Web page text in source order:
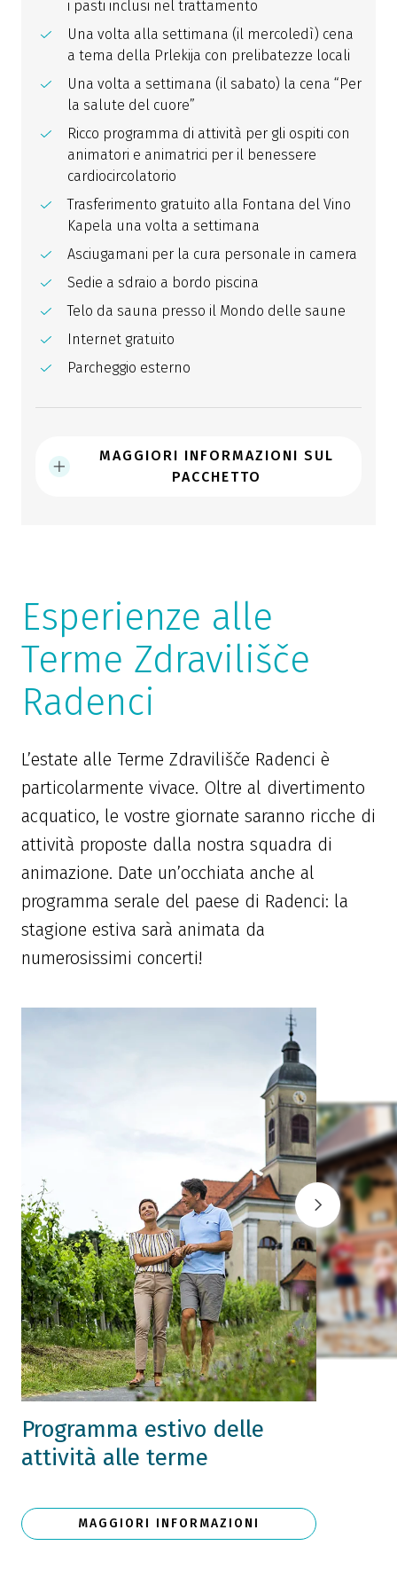
i pasti inclusi nel trattamento
Una volta alla settimana (il mercoledì) cena
a tema della Prlekija con prelibatezze locali
Una volta a settimana (il sabato) la cena “Per
la salute del cuore”
Ricco programma di attività per gli ospiti con
animatori e animatrici per il benessere
cardiocircolatorio
Trasferimento gratuito alla Fontana del Vino
Kapela una volta a settimana
Asciugamani per la cura personale in camera
Sedie a sdraio a bordo piscina
Telo da sauna presso il Mondo delle saune
Internet gratuito
Parcheggio esterno
MAGGIORI INFORMAZIONI SUL
PACCHETTO
Esperienze alle
Terme Zdravilišče
Radenci
L’estate alle Terme Zdravilišče Radenci è
particolarmente vivace. Oltre al divertimento
acquatico, le vostre giornate saranno ricche di
attività proposte dalla nostra squadra di
animazione. Date un’occhiata anche al
programma serale del paese di Radenci: la
stagione estiva sarà animata da
numerosissimi concerti!
Programma estivo delle
attività alle terme
MAGGIORI INFORMAZIONI